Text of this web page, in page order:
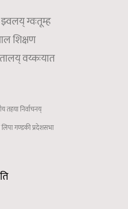
ग्वःतूम्ह
शिक्षण
वय्कःयात
तहया निर्वाचनय्
गण्डकी प्रदेशसभा